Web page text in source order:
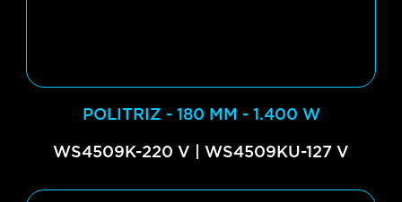
POLITRIZ - 180 MM - 1.400 W
WS4509K-220 V | WS4509KU-127 V